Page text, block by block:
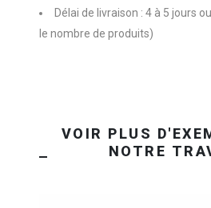
Délai de livraison : 4 à 5 jours
le nombre de produits)